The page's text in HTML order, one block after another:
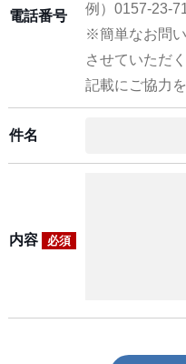
電話番号
例）0157-23-
※簡単なお問
させていただ
記載にご協力
件名
内容 必須